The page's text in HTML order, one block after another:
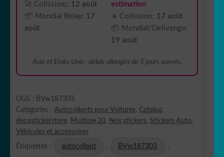
🚀 Colissimo: 12 août
📦 Mondial Relay: 17
août
estimation
✈️ Colissimo: 17 août
📦 Mondial/Delivengo:
19 août
Asie et Etats Unis : délais allongés de 5 jours ouvrés.
UGS :
BVw187303
Catégories : Autocollants pour Voitures, Catalog,
decostickerstore, Multiple 20, Nos stickers, Stickers Auto,
Véhicules et accessoires
Étiquettes : autocollant , BVw187303 ,